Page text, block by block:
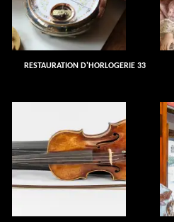
RESTAURATION D'HORLOGERIE 33